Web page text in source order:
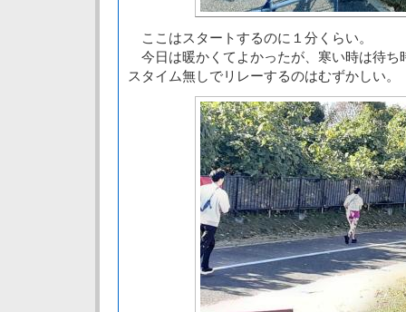
ここはスタートするのに１分くらい。
今日は暖かくてよかったが、寒い時は待ち
スタイム無しでリレーするのはむずかしい。